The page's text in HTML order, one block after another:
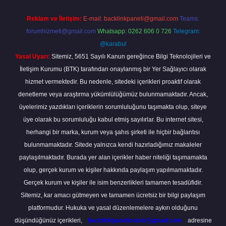
Reklam ve İletişim: E-mail: backlinkpaneli@gmail.com Teams:
forumhizmeti@gmail.com Whatsapp: 0262 606 0 726 Telegram:
@karabul
Yasal Uyarı: Sitemiz, 5651 Sayılı Kanun gereğince Bilgi Teknolojileri ve
İletişim Kurumu (BTK) tarafından onaylanmış bir Yer Sağlayıcı olarak
hizmet vermektedir. Bu nedenle, sitedeki içerikleri proaktif olarak
denetleme veya araştırma yükümlülüğümüz bulunmamaktadır. Ancak,
üyelerimiz yazdıkları içeriklerin sorumluluğunu taşımakta olup, siteye
üye olarak bu sorumluluğu kabul etmiş sayılırlar. Bu internet sitesi,
herhangi bir marka, kurum veya şahıs şirketi ile hiçbir bağlantısı
bulunmamaktadır. Sitede yalnızca kendi hazırladığımız makaleler
paylaşılmaktadır. Burada yer alan içerikler haber niteliği taşımamakta
olup, gerçek kurum ve kişiler hakkında paylaşım yapılmamaktadır.
Gerçek kurum ve kişiler ile isim benzerlikleri tamamen tesadüfidir.
Sitemiz, kar amacı gütmeyen ve tamamen ücretsiz bir bilgi paylaşım
platformudur. Hukuka ve yasal düzenlemelere aykırı olduğunu
düşündüğünüz içerikleri,
backlinkpanelicomtr@gmail.com adresine